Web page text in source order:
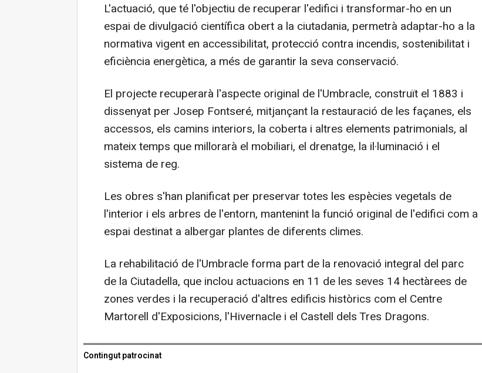
L'actuació, que té l'objectiu de recuperar l'edifici i transformar-ho en un
espai de divulgació científica obert a la ciutadania, permetrà adaptar-ho a la
normativa vigent en accessibilitat, protecció contra incendis, sostenibilitat i
eficiència energètica, a més de garantir la seva conservació.
El projecte recuperarà l'aspecte original de l'Umbracle, construït el 1883 i
dissenyat per Josep Fontseré, mitjançant la restauració de les façanes, els
accessos, els camins interiors, la coberta i altres elements patrimonials, al
mateix temps que millorarà el mobiliari, el drenatge, la il·luminació i el
sistema de reg.
Les obres s'han planificat per preservar totes les espècies vegetals de
l'interior i els arbres de l'entorn, mantenint la funció original de l'edifici com a
espai destinat a albergar plantes de diferents climes.
La rehabilitació de l'Umbracle forma part de la renovació integral del parc
de la Ciutadella, que inclou actuacions en 11 de les seves 14 hectàrees de
zones verdes i la recuperació d'altres edificis històrics com el Centre
Martorell d'Exposicions, l'Hivernacle i el Castell dels Tres Dragons.
Contingut patrocinat